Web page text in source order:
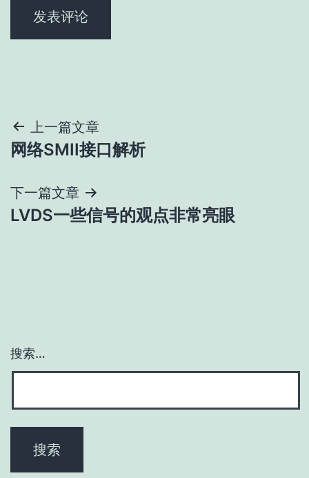
文
章
导
航
上一篇文章
网络SMII接口解析
下一篇文章
LVDS一些信号的观点非常亮眼
搜索…